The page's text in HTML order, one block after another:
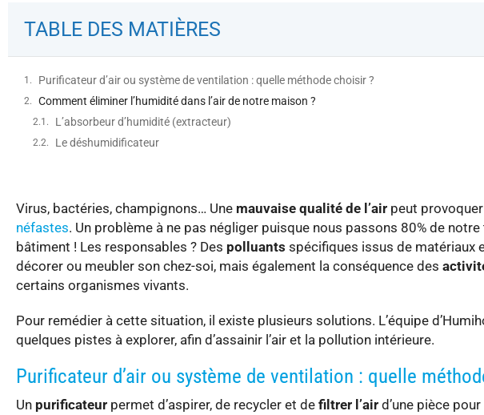
TABLE DES MATIÈRES
Purificateur d’air ou système de ventilation : quelle méthode choisir ?
Comment éliminer l’humidité dans l’air de notre maison ?
L’absorbeur d’humidité (extracteur)
Le déshumidificateur
Virus, bactéries, champignons… Une mauvaise qualité de l’air peut
néfastes. Un problème à ne pas négliger puisque nous passons 80% de notre
bâtiment ! Les responsables ? Des polluants spécifiques issus de matériaux
décorer ou meubler son chez-soi, mais également la conséquence des
certains organismes vivants.
Pour remédier à cette situation, il existe plusieurs solutions. L’équipe
quelques pistes à explorer, afin d’assainir l’air et la pollution intérieure.
Purificateur d’air ou système de ventilation : quelle
Un purificateur permet d’aspirer, de recycler et de filtrer l’air d’une pièce